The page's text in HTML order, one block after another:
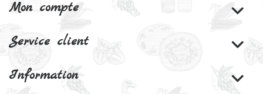
Mon compte
Service client
Information